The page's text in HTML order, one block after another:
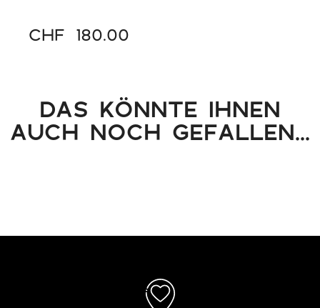
CHF 180.00
DAS KÖNNTE IHNEN
AUCH NOCH GEFALLEN...